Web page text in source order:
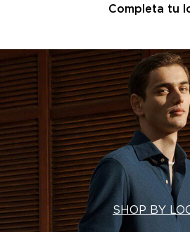
Completa tu
SHOP BY